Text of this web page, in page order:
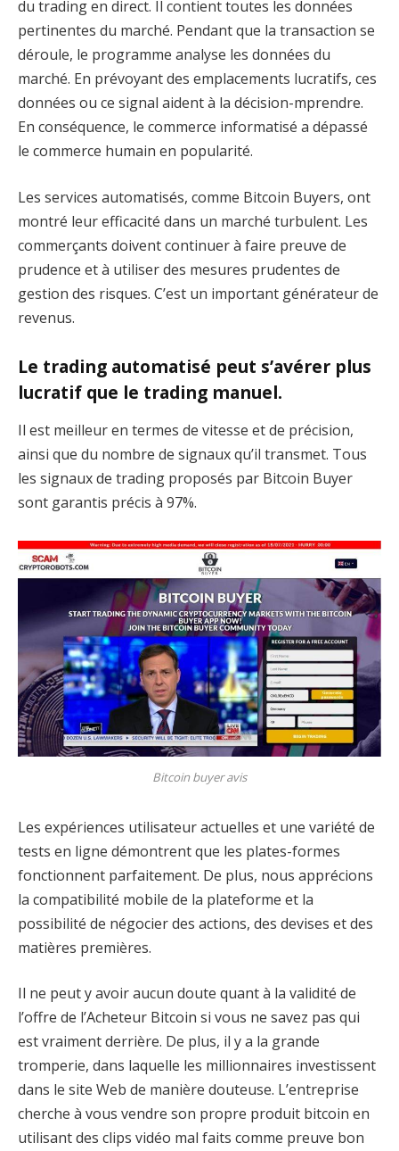
du trading en direct. Il contient toutes les données
pertinentes du marché. Pendant que la transaction se
déroule, le programme analyse les données du
marché. En prévoyant des emplacements lucratifs, ces
données ou ce signal aident à la décision-mprendre.
En conséquence, le commerce informatisé a dépassé
le commerce humain en popularité.
Les services automatisés, comme Bitcoin Buyers, ont
montré leur efficacité dans un marché turbulent. Les
commerçants doivent continuer à faire preuve de
prudence et à utiliser des mesures prudentes de
gestion des risques. C’est un important générateur de
revenus.
Le trading automatisé peut s’avérer plus
lucratif que le trading manuel.
Il est meilleur en termes de vitesse et de précision,
ainsi que du nombre de signaux qu’il transmet. Tous
les signaux de trading proposés par Bitcoin Buyer
sont garantis précis à 97%.
Bitcoin buyer avis
Les expériences utilisateur actuelles et une variété de
tests en ligne démontrent que les plates-formes
fonctionnent parfaitement. De plus, nous apprécions
la compatibilité mobile de la plateforme et la
possibilité de négocier des actions, des devises et des
matières premières.
Il ne peut y avoir aucun doute quant à la validité de
l’offre de l’Acheteur Bitcoin si vous ne savez pas qui
est vraiment derrière. De plus, il y a la grande
tromperie, dans laquelle les millionnaires investissent
dans le site Web de manière douteuse. L’entreprise
cherche à vous vendre son propre produit bitcoin en
utilisant des clips vidéo mal faits comme preuve bon